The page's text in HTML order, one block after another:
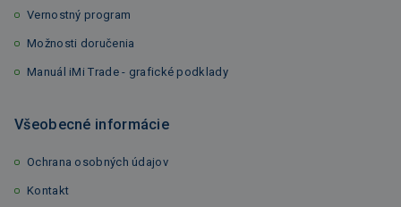
Vernostný program
Možnosti doručenia
Manuál iMi Trade - grafické podklady
Všeobecné informácie
Ochrana osobných údajov
Kontakt